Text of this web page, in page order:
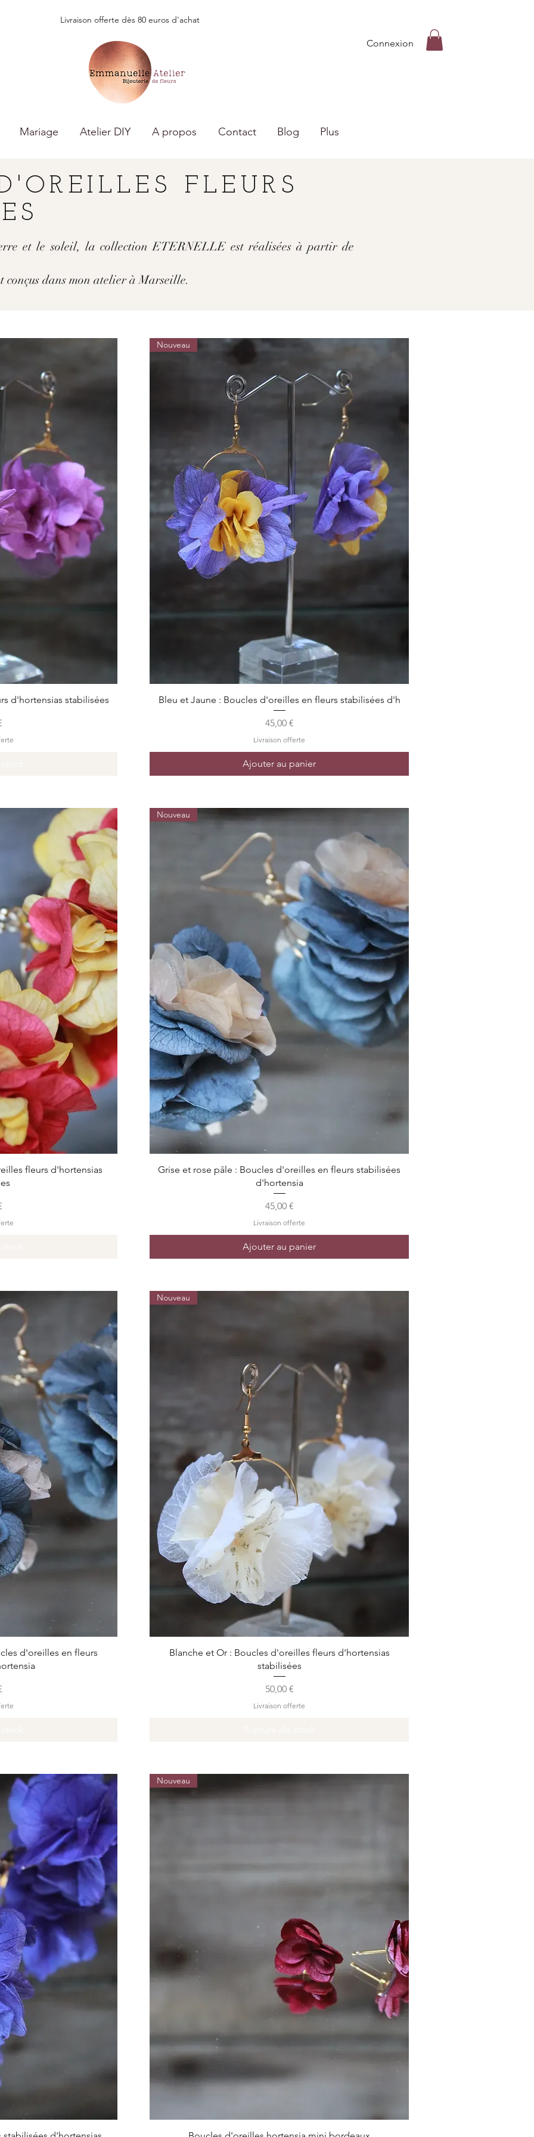
Livraison offerte dès 80 euros d'achat
Connexion
Mariage Atelier DIY A propos Contact Blog Plus
FLEURS
et le soleil, la collection ETERNELLE est réalisées à partir de
conçus dans mon atelier à Marseille.
d'hortensias stabilisées
Aperçu rapide
Nouveau
Bleu et Jaune : Boucles d'oreilles en fleurs stabilisées d'h
Prix
45,00 €
Livraison offerte
Ajouter au panier
fleurs d'hortensias
Aperçu rapide
Nouveau
Grise et rose pâle : Boucles d'oreilles en fleurs stabilisées
d'hortensia
Prix
45,00 €
Livraison offerte
Ajouter au panier
d'oreilles en fleurs
Aperçu rapide
Nouveau
Blanche et Or : Boucles d'oreilles fleurs d'hortensias
stabilisées
Prix
50,00 €
Livraison offerte
Aperçu rapide
Nouveau